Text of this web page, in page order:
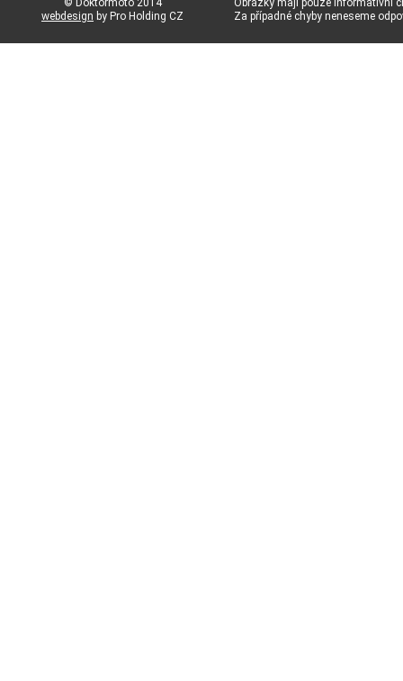
© Doktormoto 2014
webdesign by Pro Holding CZ
Obrázky mají pouze informativní
Za případné chyby neneseme